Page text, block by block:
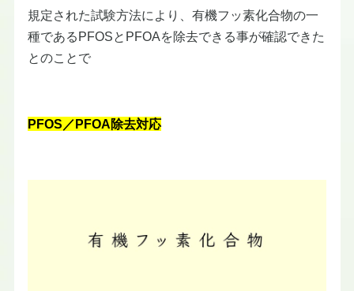
規定された試験方法により、有機フッ素化合物の一
種であるPFOSとPFOAを除去できる事が確認できた
とのことで
PFOS／PFOA除去対応